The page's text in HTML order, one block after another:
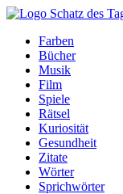
Farben
Bücher
Musik
Film
Spiele
Rätsel
Kuriosität
Gesundheit
Zitate
Wörter
Sprichwörter